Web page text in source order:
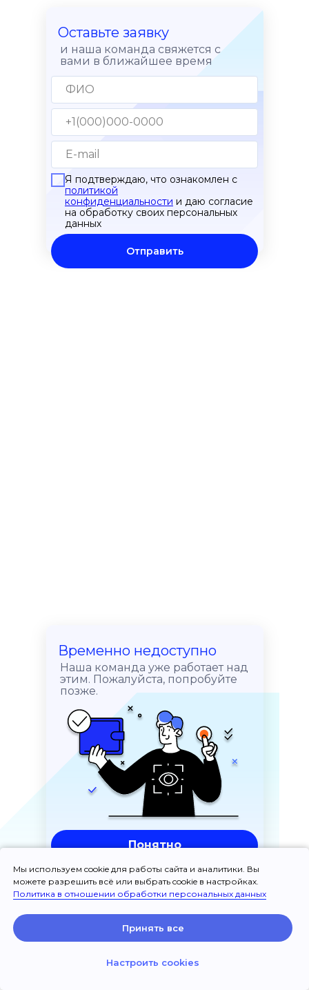
Оставьте заявку
и наша команда свяжется с
вами в ближайшее время
Я подтверждаю, что ознакомлен с
политикой
конфиденциальности и даю согласие
на обработку своих персональных
данных
Отправить
Временно недоступно
Наша команда уже работает над
этим. Пожалуйста, попробуйте
позже.
Понятно
Мы используем cookie для работы сайта и аналитики. Вы
можете разрешить всё или выбрать cookie в настройках.
Политика в отношении обработки персональных данных
Принять все
Настроить cookies